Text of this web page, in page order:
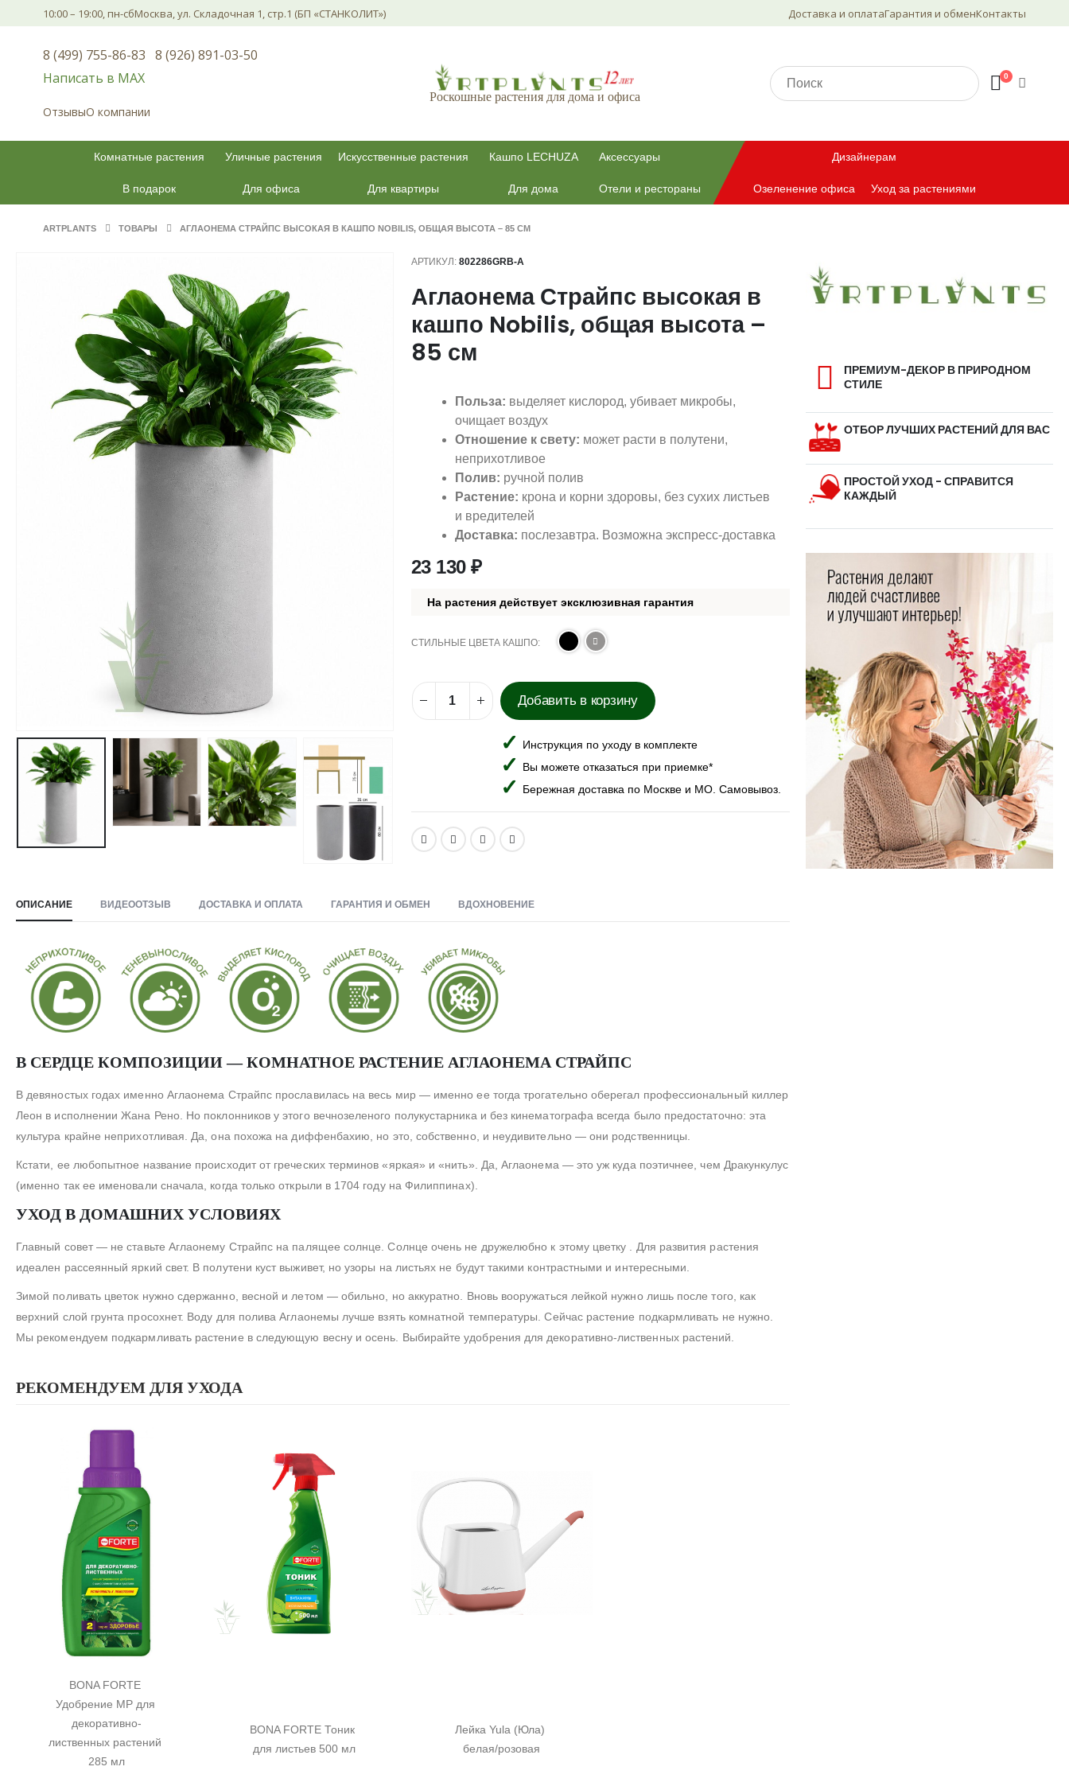
10:00 – 19:00, пн-сбМосква, ул. Складочная 1, стр.1 (БП «СТАНКОЛИТ») Доставка и оплатаГарантия и обменКонтакты
8 (499) 755-86-83 8 (926) 891-03-50
Написать в МАХ
ОтзывыО компании
Роскошные растения для дома и офиса
0
Комнатные растения Уличные растения Искусственные растения Кашпо LECHUZA Аксессуары
В подарок Озеленение офиса Уход за растениями
Для офиса
Дизайнерам
Для квартиры Для дома Отели и рестораны
ARTPLANTS ТОВАРЫ АГЛАОНЕМА СТРАЙПС ВЫСОКАЯ В КАШПО NOBILIS, ОБЩАЯ ВЫСОТА – 85 СМ
АРТИКУЛ: 802286GRB-A
Аглаонема Страйпс высокая в
кашпо Nobilis, общая высота –
85 см
Польза: выделяет кислород, убивает микробы,
очищает воздух
Отношение к свету: может расти в полутени,
неприхотливое
Полив: ручной полив
Растение: крона и корни здоровы, без сухих листьев
и вредителей
Доставка: послезавтра. Возможна экспресс-доставка
23 130₽
На растения действует эксклюзивная гарантия
СТИЛЬНЫЕ ЦВЕТА КАШПО
Добавить в корзину
Инструкция по уходу в комплекте
Вы можете отказаться при приемке*
Бережная доставка по Москве и МО. Самовывоз.
ОПИСАНИЕ ВИДЕООТЗЫВ ДОСТАВКА И ОПЛАТА ГАРАНТИЯ И ОБМЕН ВДОХНОВЕНИЕ
В СЕРДЦЕ КОМПОЗИЦИИ — КОМНАТНОЕ РАСТЕНИЕ АГЛАОНЕМА СТРАЙПС
В девяностых годах именно Аглаонема Страйпс прославилась на весь мир — именно ее тогда трогательно оберегал профессиональный киллер
Леон в исполнении Жана Рено. Но поклонников у этого вечнозеленого полукустарника и без кинематографа всегда было предостаточно: эта
культура крайне неприхотливая. Да, она похожа на диффенбахию, но это, собственно, и неудивительно — они родственницы.
Кстати, ее любопытное название происходит от греческих терминов «яркая» и «нить». Да, Аглаонема — это уж куда поэтичнее, чем Дракункулус
(именно так ее именовали сначала, когда только открыли в 1704 году на Филиппинах).
УХОД В ДОМАШНИХ УСЛОВИЯХ
Главный совет — не ставьте Аглаонему Страйпс на палящее солнце. Солнце очень не дружелюбно к этому цветку . Для развития растения
идеален рассеянный яркий свет. В полутени куст выживет, но узоры на листьях не будут такими контрастными и интересными.
Зимой поливать цветок нужно сдержанно, весной и летом — обильно, но аккуратно. Вновь вооружаться лейкой нужно лишь после того, как
верхний слой грунта просохнет. Воду для полива Аглаонемы лучше взять комнатной температуры. Сейчас растение подкармливать не нужно.
Мы рекомендуем подкармливать растение в следующую весну и осень. Выбирайте удобрения для декоративно-лиственных растений.
РЕКОМЕНДУЕМ ДЛЯ УХОДА
BONA FORTE
Удобрение MP для
декоративно-
лиственных растений
285 мл
BONA FORTE Тоник
для листьев 500 мл
Лейка Yula (Юла)
белая/розовая
ПРЕМИУМ-ДЕКОР В ПРИРОДНОМ
СТИЛЕ
ОТБОР ЛУЧШИХ РАСТЕНИЙ ДЛЯ ВАС
ПРОСТОЙ УХОД - СПРАВИТСЯ
КАЖДЫЙ